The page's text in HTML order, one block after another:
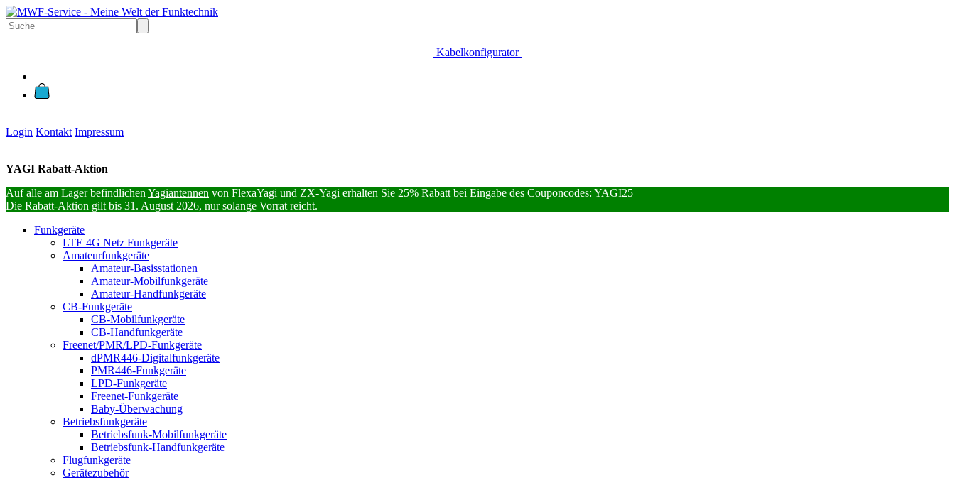
Kabelkonfigurator
Login Kontakt Impressum
YAGI Rabatt-Aktion
Auf alle am Lager befindlichen Yagiantennen von FlexaYagi und ZX-Yagi erhalten Sie 25% Rabatt bei Eingabe des Couponcodes: YAGI25
Die Rabatt-Aktion gilt bis 31. August 2026, nur solange Vorrat reicht.
Funkgeräte
LTE 4G Netz Funkgeräte
Amateurfunkgeräte
Amateur-Basisstationen
Amateur-Mobilfunkgeräte
Amateur-Handfunkgeräte
CB-Funkgeräte
CB-Mobilfunkgeräte
CB-Handfunkgeräte
Freenet/PMR/LPD-Funkgeräte
dPMR446-Digitalfunkgeräte
PMR446-Funkgeräte
LPD-Funkgeräte
Freenet-Funkgeräte
Baby-Überwachung
Betriebsfunkgeräte
Betriebsfunk-Mobilfunkgeräte
Betriebsfunk-Handfunkgeräte
Flugfunkgeräte
Gerätezubehör